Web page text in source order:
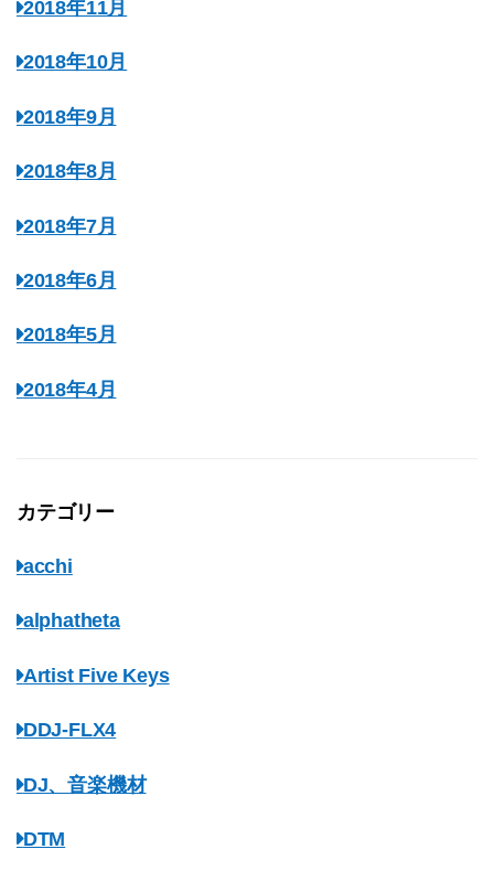
2018年11月
2018年10月
2018年9月
2018年8月
2018年7月
2018年6月
2018年5月
2018年4月
カテゴリー
acchi
alphatheta
Artist Five Keys
DDJ-FLX4
DJ、音楽機材
DTM